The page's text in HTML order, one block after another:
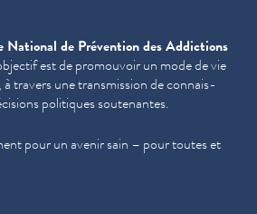
National de Prévention des Addictions
est de promouvoir un mode de vie
à travers une trans­mis­sion de con­nais­
politiques soutenantes.
pour un avenir sain – pour toutes et